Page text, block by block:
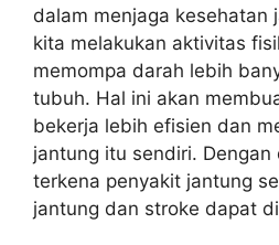
dalam menjaga kesehatan
kita melakukan aktivitas
memompa darah lebih
tubuh. Hal ini akan
bekerja lebih efisien dan
jantung itu sendiri. Dengan
terkena penyakit jantung
jantung dan stroke dapat